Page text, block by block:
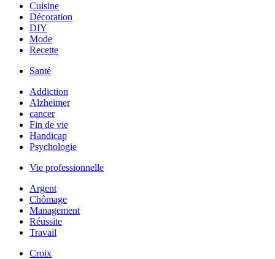
Cuisine
Décoration
DIY
Mode
Recette
Santé
Addiction
Alzheimer
cancer
Fin de vie
Handicap
Psychologie
Vie professionnelle
Argent
Chômage
Management
Réussite
Travail
Croix